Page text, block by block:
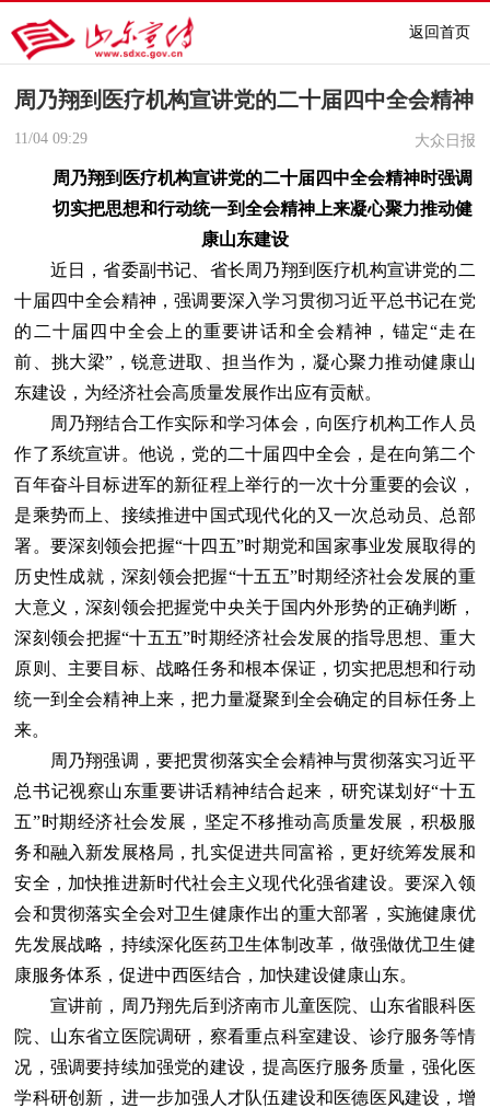
返回首页
周乃翔到医疗机构宣讲党的二十届四中全会精神
11/04 09:29 大众日报
周乃翔到医疗机构宣讲党的二十届四中全会精神时强调
切实把思想和行动统一到全会精神上来凝心聚力推动健
康山东建设
近日，省委副书记、省长周乃翔到医疗机构宣讲党的二
十届四中全会精神，强调要深入学习贯彻习近平总书记在党
的二十届四中全会上的重要讲话和全会精神，锚定“走在
前、挑大梁”，锐意进取、担当作为，凝心聚力推动健康山
东建设，为经济社会高质量发展作出应有贡献。
周乃翔结合工作实际和学习体会，向医疗机构工作人员
作了系统宣讲。他说，党的二十届四中全会，是在向第二个
百年奋斗目标进军的新征程上举行的一次十分重要的会议，
是乘势而上、接续推进中国式现代化的又一次总动员、总部
署。要深刻领会把握“十四五”时期党和国家事业发展取得的
历史性成就，深刻领会把握“十五五”时期经济社会发展的重
大意义，深刻领会把握党中央关于国内外形势的正确判断，
深刻领会把握“十五五”时期经济社会发展的指导思想、重大
原则、主要目标、战略任务和根本保证，切实把思想和行动
统一到全会精神上来，把力量凝聚到全会确定的目标任务上
来。
周乃翔强调，要把贯彻落实全会精神与贯彻落实习近平
总书记视察山东重要讲话精神结合起来，研究谋划好“十五
五”时期经济社会发展，坚定不移推动高质量发展，积极服
务和融入新发展格局，扎实促进共同富裕，更好统筹发展和
安全，加快推进新时代社会主义现代化强省建设。要深入领
会和贯彻落实全会对卫生健康作出的重大部署，实施健康优
先发展战略，持续深化医药卫生体制改革，做强做优卫生健
康服务体系，促进中西医结合，加快建设健康山东。
宣讲前，周乃翔先后到济南市儿童医院、山东省眼科医
院、山东省立医院调研，察看重点科室建设、诊疗服务等情
况，强调要持续加强党的建设，提高医疗服务质量，强化医
学科研创新，进一步加强人才队伍建设和医德医风建设，增